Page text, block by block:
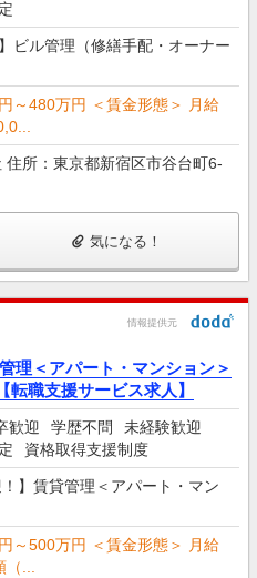
ビル管理（修繕手配・オーナー
～480万円 ＜賃金形態＞ 月給
住所：東京都新宿区市谷台町6-
気になる！
情報提供元
理＜アパート・マンション＞
職支援サービス求人】
歓迎 学歴不問
未経験歓迎
資格取得支援制度
！】賃貸管理＜アパート・マン
～500万円 ＜賃金形態＞ 月給
...